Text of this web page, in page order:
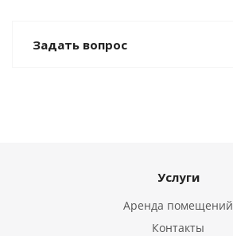
Задать вопрос
Услуги
Аренда помещений
Контакты